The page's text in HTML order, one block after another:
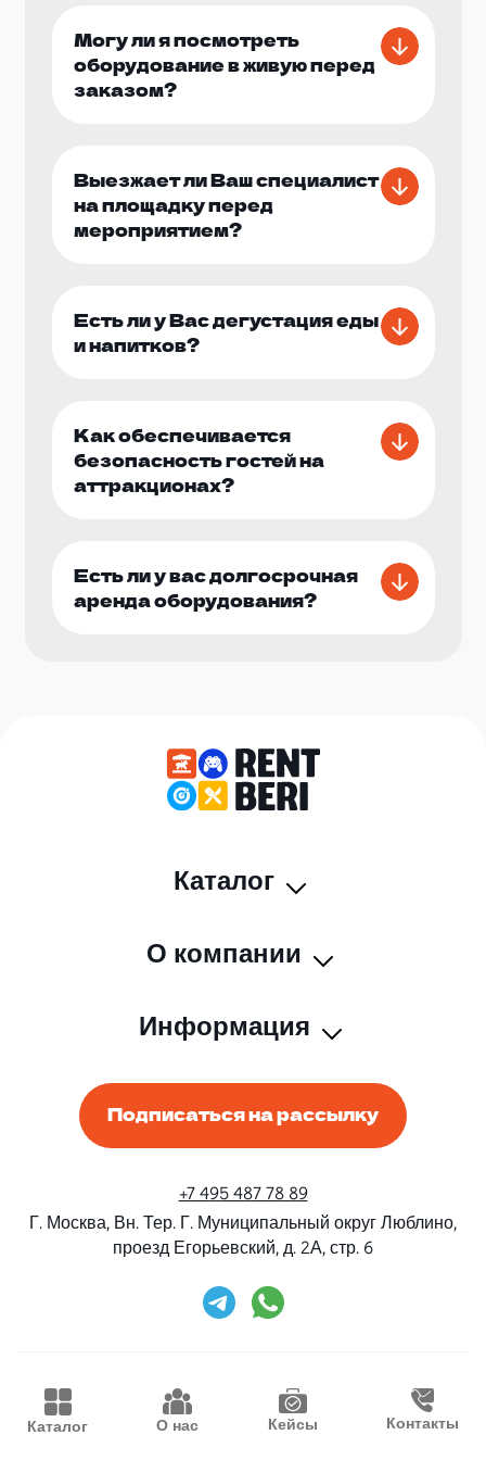
Каталог О нас Кейсы Контакты
Не упустите возможность сделать ваше
мероприятие незабываемым с помощью
поможем вам создать атмосферу, которая
будет радовать вас и ваших гостей!
Могу ли я посмотреть
оборудование в живую перед
заказом?
Выезжает ли Ваш специалист
на площадку перед
мероприятием?
Есть ли у Вас дегустация еды
и напитков?
Как обеспечивается
безопасность гостей на
аттракционах?
Есть ли у вас долгосрочная
аренда оборудования?
Каталог
О компании
Информация
Подписаться на рассылку
+7 495 487 78 89
Г. Москва, Вн. Тер. Г. Муниципальный округ Люблино,
проезд Егорьевский, д. 2А, стр. 6
Дизайн и разработка
Конструктивные решения
Продвижение
Waima